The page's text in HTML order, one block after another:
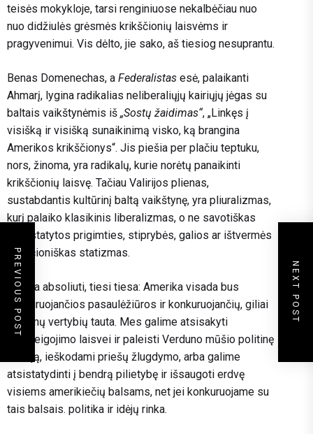
teisės mokykloje, tarsi renginiuose nekalbėčiau nuo
nuo didžiulės grėsmės krikščionių laisvėms ir
pragyvenimui. Vis dėlto, jie sako, aš tiesiog nesuprantu.
Benas Domenechas, a Federalistas esė, palaikanti
Ahmarį, lygina radikalias neliberaliųjų kairiųjų jėgas su
baltais vaikštynėmis iš „Sostų žaidimas“, „Linkęs į
visišką ir visišką sunaikinimą visko, ką brangina
Amerikos krikščionys“. Jis piešia per plačiu teptuku,
nors, žinoma, yra radikalų, kurie norėtų panaikinti
krikščionių laisvę. Tačiau Valirijos plienas,
sustabdantis kultūrinį baltą vaikštynę, yra pliuralizmas,
kurį palaiko klasikinis liberalizmas, o ne savotiškas
nenustatytos prigimties, stiprybės, galios ar ištvermės
krikščioniškas statizmas.
Čia yra absoliuti, tiesi tiesa: Amerika visada bus
konkuruojančios pasaulėžiūros ir konkuruojančių, giliai
laikomų vertybių tauta. Mes galime atsisakyti
įsipareigojimo laisvei ir paleisti Verduno mūšio politinę
versiją, ieškodami priešų žlugdymo, arba galime
atsistatydinti į bendrą pilietybę ir išsaugoti erdvę
visiems amerikiečių balsams, net jei konkuruojame su
tais balsais. politika ir idėjų rinka.
PREVIOUS POST NEXT POST